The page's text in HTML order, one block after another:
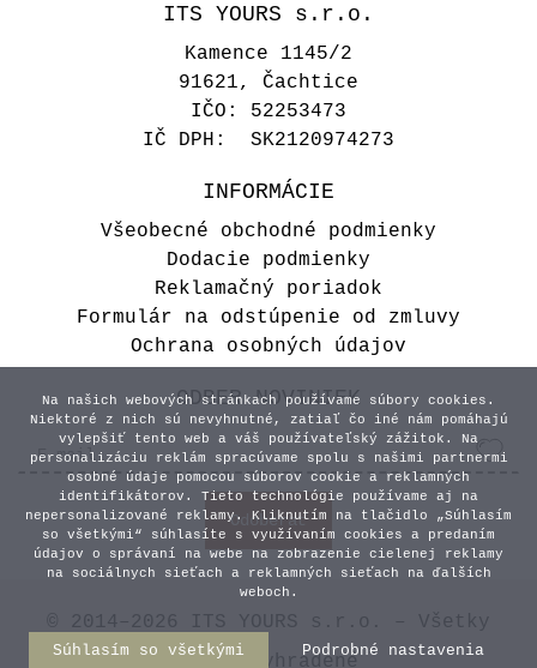
Transparentné číslo stola -
Simple white
1,70 €
ITS YOURS s.r.o.
Kamence 1145/2
91621, Čachtice
IČO: 52253473
IČ DPH: SK2120974273
INFORMÁCIE
Všeobecné obchodné podmienky
Dodacie podmienky
Reklamačný poriadok
Formulár na odstúpenie od zmluvy
Ochrana osobných údajov
ODBER NOVINIEK
© 2014–2026 ITS YOURS s.r.o. – Všetky
práva vyhradené
Na našich webových stránkach používame súbory cookies.
Niektoré z nich sú nevyhnutné, zatiaľ čo iné nám pomáhajú
vylepšiť tento web a váš používateľský zážitok. Na
personalizáciu reklám spracúvame spolu s našimi partnermi
osobné údaje pomocou súborov cookie a reklamných
identifikátorov. Tieto technológie používame aj na
nepersonalizované reklamy. Kliknutím na tlačidlo „Súhlasím
so všetkými“ súhlasíte s využívaním cookies a predaním
údajov o správaní na webe na zobrazenie cielenej reklamy
na sociálnych sieťach a reklamných sieťach na ďalších
weboch.
Súhlasím so všetkými Podrobné nastavenia